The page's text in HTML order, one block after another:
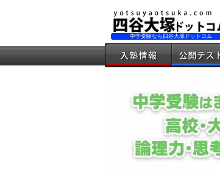
中学受験なら四谷大塚ドットコム